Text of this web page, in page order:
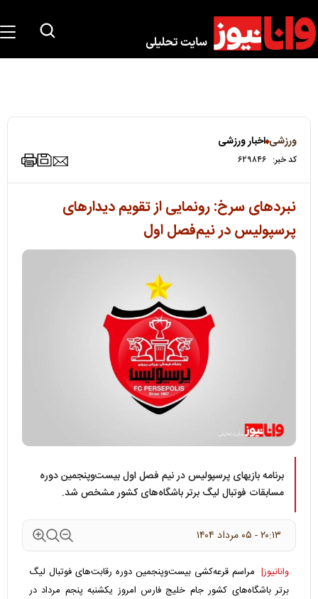
ورزشی اخبار ورزشی
کد خبر: ۶۲۹۸۴۶
نبردهای سرخ: رونمایی از تقویم دیدارهای
پرسپولیس در نیم‌فصل اول
برنامه بازیهای پرسپولیس در نیم فصل اول بیست‌وپنجمین دوره
مسابقات فوتبال لیگ برتر باشگاه‌های کشور مشخص شد.
۲۰:۱۳ - ۰۵ مرداد ۱۴۰۴
وانانیوز| مراسم قرعه‌کشی بیست‌وپنجمین دوره رقابت‌های فوتبال لیگ
برتر باشگاه‌های کشور جام خلیج فارس امروز یکشنبه پنجم مرداد در